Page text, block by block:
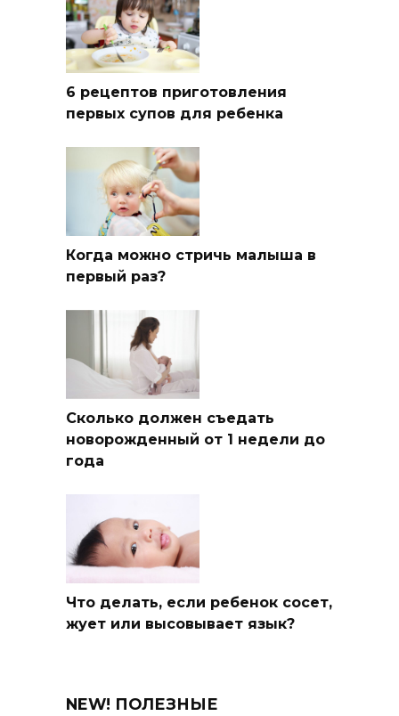
6 рецептов приготовления
первых супов для ребенка
Когда можно стричь малыша в
первый раз?
Сколько должен съедать
новорожденный от 1 недели до
года
Что делать, если ребенок сосет,
жует или высовывает язык?
NEW! ПОЛЕЗНЫЕ